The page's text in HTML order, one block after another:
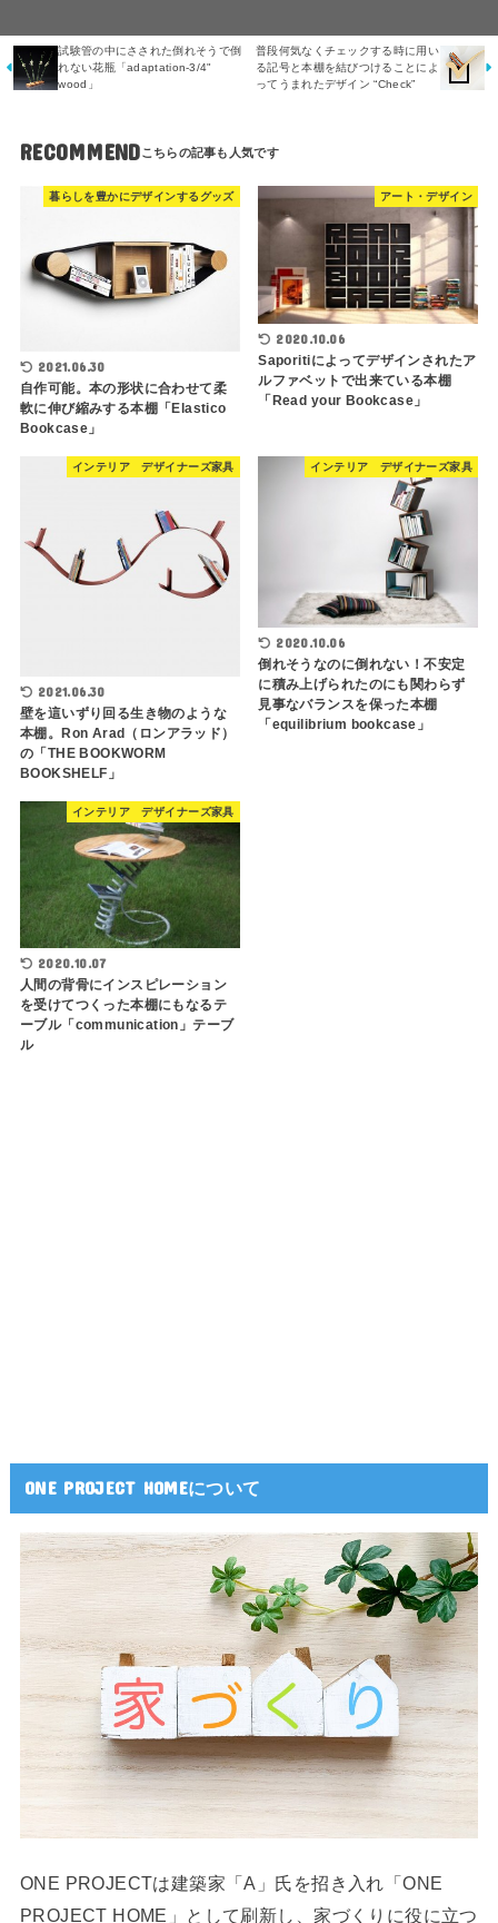
試験管の中にさされた倒れそうで倒
れない花瓶「adaptation-3/4"
wood」
普段何気なくチェックする時に用い
る記号と本棚を結びつけることによ
ってうまれたデザイン “Check”
RECOMMEND
暮らしを豊かにデザインするグッズ
2021.06.30
自作可能。本の形状に合わせて柔
軟に伸び縮みする本棚「Elastico
Bookcase」
アート・デザイン
2020.10.06
Saporitiによってデザインされたア
ルファベットで出来ている本棚
「Read your Bookcase」
インテリア デザイナーズ家具
2021.06.30
壁を這いずり回る生き物のような
本棚。Ron Arad（ロンアラッド）
の「THE BOOKWORM
BOOKSHELF」
インテリア デザイナーズ家具
2020.10.06
倒れそうなのに倒れない！不安定
に積み上げられたのにも関わらず
見事なバランスを保った本棚
「equilibrium bookcase」
インテリア デザイナーズ家具
2020.10.07
人間の背骨にインスピレーション
を受けてつくった本棚にもなるテ
ーブル「communication」テーブ
ル
ONE PROJECT HOMEについて
ONE PROJECTは建築家「A」氏を招き入れ「ONE
PROJECT HOME」として刷新し、家づくりに役に立つ